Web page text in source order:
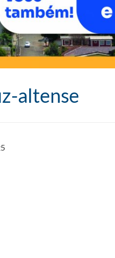
altense